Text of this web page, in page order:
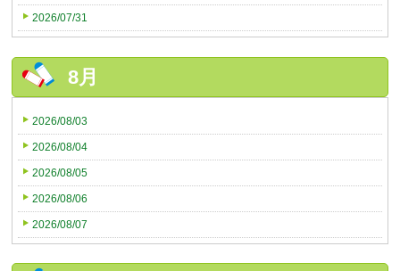
2026/07/31
8月
2026/08/03
2026/08/04
2026/08/05
2026/08/06
2026/08/07